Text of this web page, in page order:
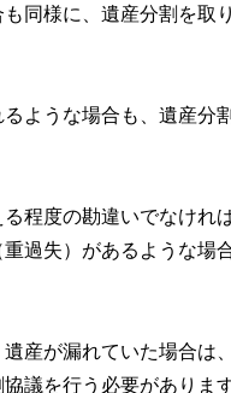
同様に、遺産分割を取
ような場合も、遺産分
程度の勘違いでなけれ
過失）があるような場
産が漏れていた場合は
議を行う必要があります